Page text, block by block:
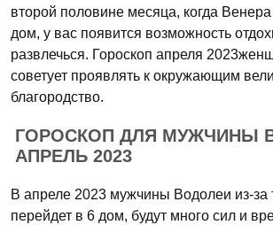
второй половине месяца, когда
дом, у вас появится возможность
развлечься. Гороскоп апреля
советует проявлять к окружающим
благородство.
ГОРОСКОП ДЛЯ МУЖЧИНЫ
АПРЕЛЬ 2023
В апреле 2023 мужчины Водолеи из-за
перейдет в 6 дом, будут много сил и